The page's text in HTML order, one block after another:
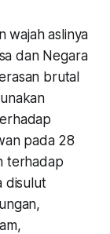
wajah aslinya
dan Negara
brutal
pada 28
terhadap
disulut